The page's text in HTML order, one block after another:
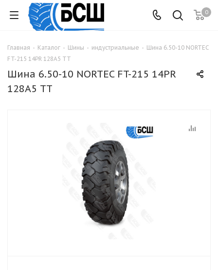
0
Главная - Каталог - Шины - индустриальные - Шина 6.50-10 NORTEC
FT-215 14PR 128А5 ТТ
Шина 6.50-10 NORTEC FT-215 14PR
128А5 ТТ